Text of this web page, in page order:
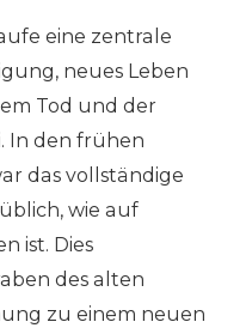
eine zentrale
neues Leben
Tod und der
In den frühen
das vollständige
wie auf
ist. Dies
des alten
zu einem neuen